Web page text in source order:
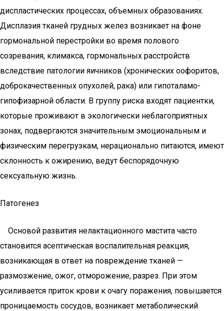
диспластических процессах, объемных образованиях.
Дисплазия тканей грудных желез возникает на фоне
гормональной перестройки во время полового
созревания, климакса, гормональных расстройств
вследствие патологии яичников (хронических оофоритов,
доброкачественных опухолей, рака) или гипоталамо-
гипофизарной области. В группу риска входят пациентки,
которые проживают в экологически неблагоприятных
зонах, подвергаются значительным эмоциональным и
физическим перегрузкам, нерационально питаются, имеют
склонность к ожирению, ведут беспорядочную
сексуальную жизнь.
Патогенез
Основой развития нелактационного мастита часто
становится асептическая воспалительная реакция,
возникающая в ответ на повреждение тканей —
размозжение, ожог, отморожение, разрез. При этом
усиливается приток крови к очагу поражения, повышается
проницаемость сосудов, возникает метаболический